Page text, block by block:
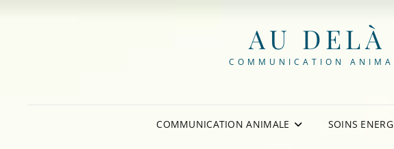
AU DELÀ
COMMUNICATION
COMMUNICATION ANIMALE SOINS